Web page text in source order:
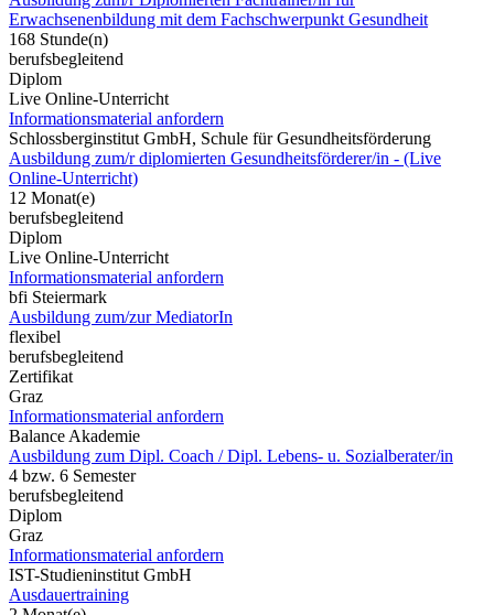
Erwachsenenbildung mit dem Fachschwerpunkt Gesundheit
168 Stunde(n)
berufsbegleitend
Diplom
Live Online-Unterricht
Informationsmaterial anfordern
Schlossberginstitut GmbH, Schule für Gesundheitsförderung
Ausbildung zum/r diplomierten Gesundheitsförderer/in - (Live
Online-Unterricht)
12 Monat(e)
berufsbegleitend
Diplom
Live Online-Unterricht
Informationsmaterial anfordern
bfi Steiermark
Ausbildung zum/zur MediatorIn
flexibel
berufsbegleitend
Zertifikat
Graz
Informationsmaterial anfordern
Balance Akademie
Ausbildung zum Dipl. Coach / Dipl. Lebens- u. Sozialberater/in
4 bzw. 6 Semester
berufsbegleitend
Diplom
Graz
Informationsmaterial anfordern
IST-Studieninstitut GmbH
Ausdauertraining